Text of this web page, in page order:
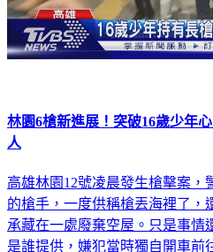
林園6槍新進展！突破16歲少年
人
高雄林園12號凌晨發生槍擊案，
的槍手，一度供稱槍丟海裡了，
承藏在一處廢棄空屋。只是事情
是誰提供，嫌犯當時獨自開車前